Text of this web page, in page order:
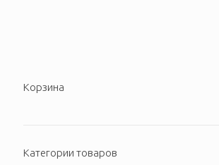
Корзина
Категории товаров